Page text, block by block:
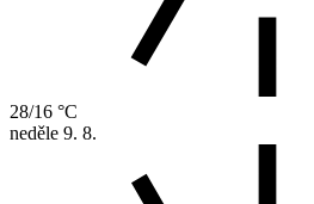
28/16 °C
neděle 9. 8.